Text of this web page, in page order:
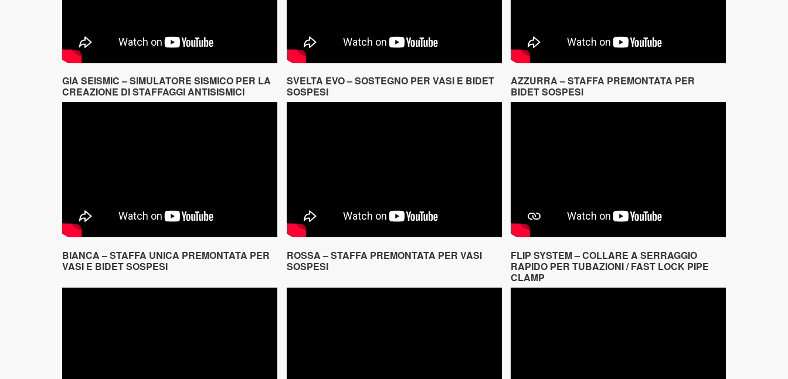
GIA SEISMIC – SIMULATORE SISMICO PER LA
CREAZIONE DI STAFFAGGI ANTISISMICI
SVELTA EVO – SOSTEGNO PER VASI E BIDET
SOSPESI
AZZURRA – STAFFA PREMONTATA PER
BIDET SOSPESI
BIANCA – STAFFA UNICA PREMONTATA PER
VASI E BIDET SOSPESI
ROSSA – STAFFA PREMONTATA PER VASI
SOSPESI
FLIP SYSTEM – COLLARE A SERRAGGIO
RAPIDO PER TUBAZIONI / FAST LOCK PIPE
CLAMP